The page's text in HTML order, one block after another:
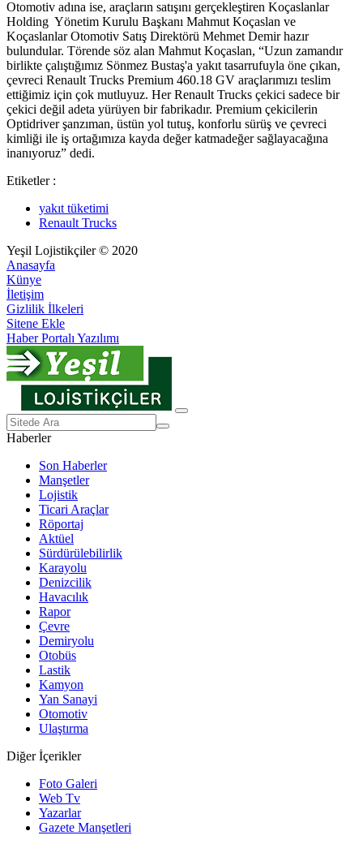
Otomotiv adına ise, araçların satışını gerçekleştiren Koçaslanlar
Holding Yönetim Kurulu Başkanı Mahmut Koçaslan ve
Koçaslanlar Otomotiv Satış Direktörü Mehmet Demir hazır
bulundular. Törende söz alan Mahmut Koçaslan, “Uzun zamandır
birlikte çalıştığımız Sönmez Bustaş'a yakıt tasarrufuyla öne çıkan,
çevreci Renault Trucks Premium 460.18 GV araçlarımızı teslim
ettiğimiz için çok mutluyuz. Her Renault Trucks çekici sadece bir
çekici değil adeta yürüyen bir fabrikadır. Premium çekicilerin
Optidriver şanzıman, üstün yol tutuş, konforlu sürüş ve çevreci
kimliği ile iş ortağımıza kayda değer katmadeğer sağlayacağına
inanıyoruz” dedi.
Etiketler :
yakıt tüketimi
Renault Trucks
Yeşil Lojistikçiler © 2020
Anasayfa
Künye
İletişim
Gizlilik İlkeleri
Sitene Ekle
Haber Portalı Yazılımı
Haberler
Son Haberler
Manşetler
Lojistik
Ticari Araçlar
Röportaj
Aktüel
Sürdürülebilirlik
Karayolu
Denizcilik
Havacılık
Rapor
Çevre
Demiryolu
Otobüs
Lastik
Kamyon
Yan Sanayi
Otomotiv
Ulaştırma
Diğer İçerikler
Foto Galeri
Web Tv
Yazarlar
Gazete Manşetleri